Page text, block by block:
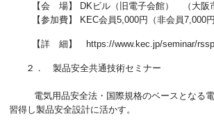
【会 場】 DKビル（旧電子会館） （大阪
【参加費】 KEC会員5,000円（非会員7,000円
【詳 細】 https://www.kec.jp/seminar/
２． 製品安全共通技術セミナー
電気用品安全法・国際規格のベースとなる電
習得し製品安全設計に活かす。